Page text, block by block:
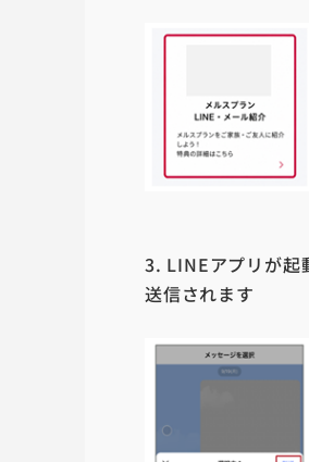
3. LINEアプリが起
送信されます